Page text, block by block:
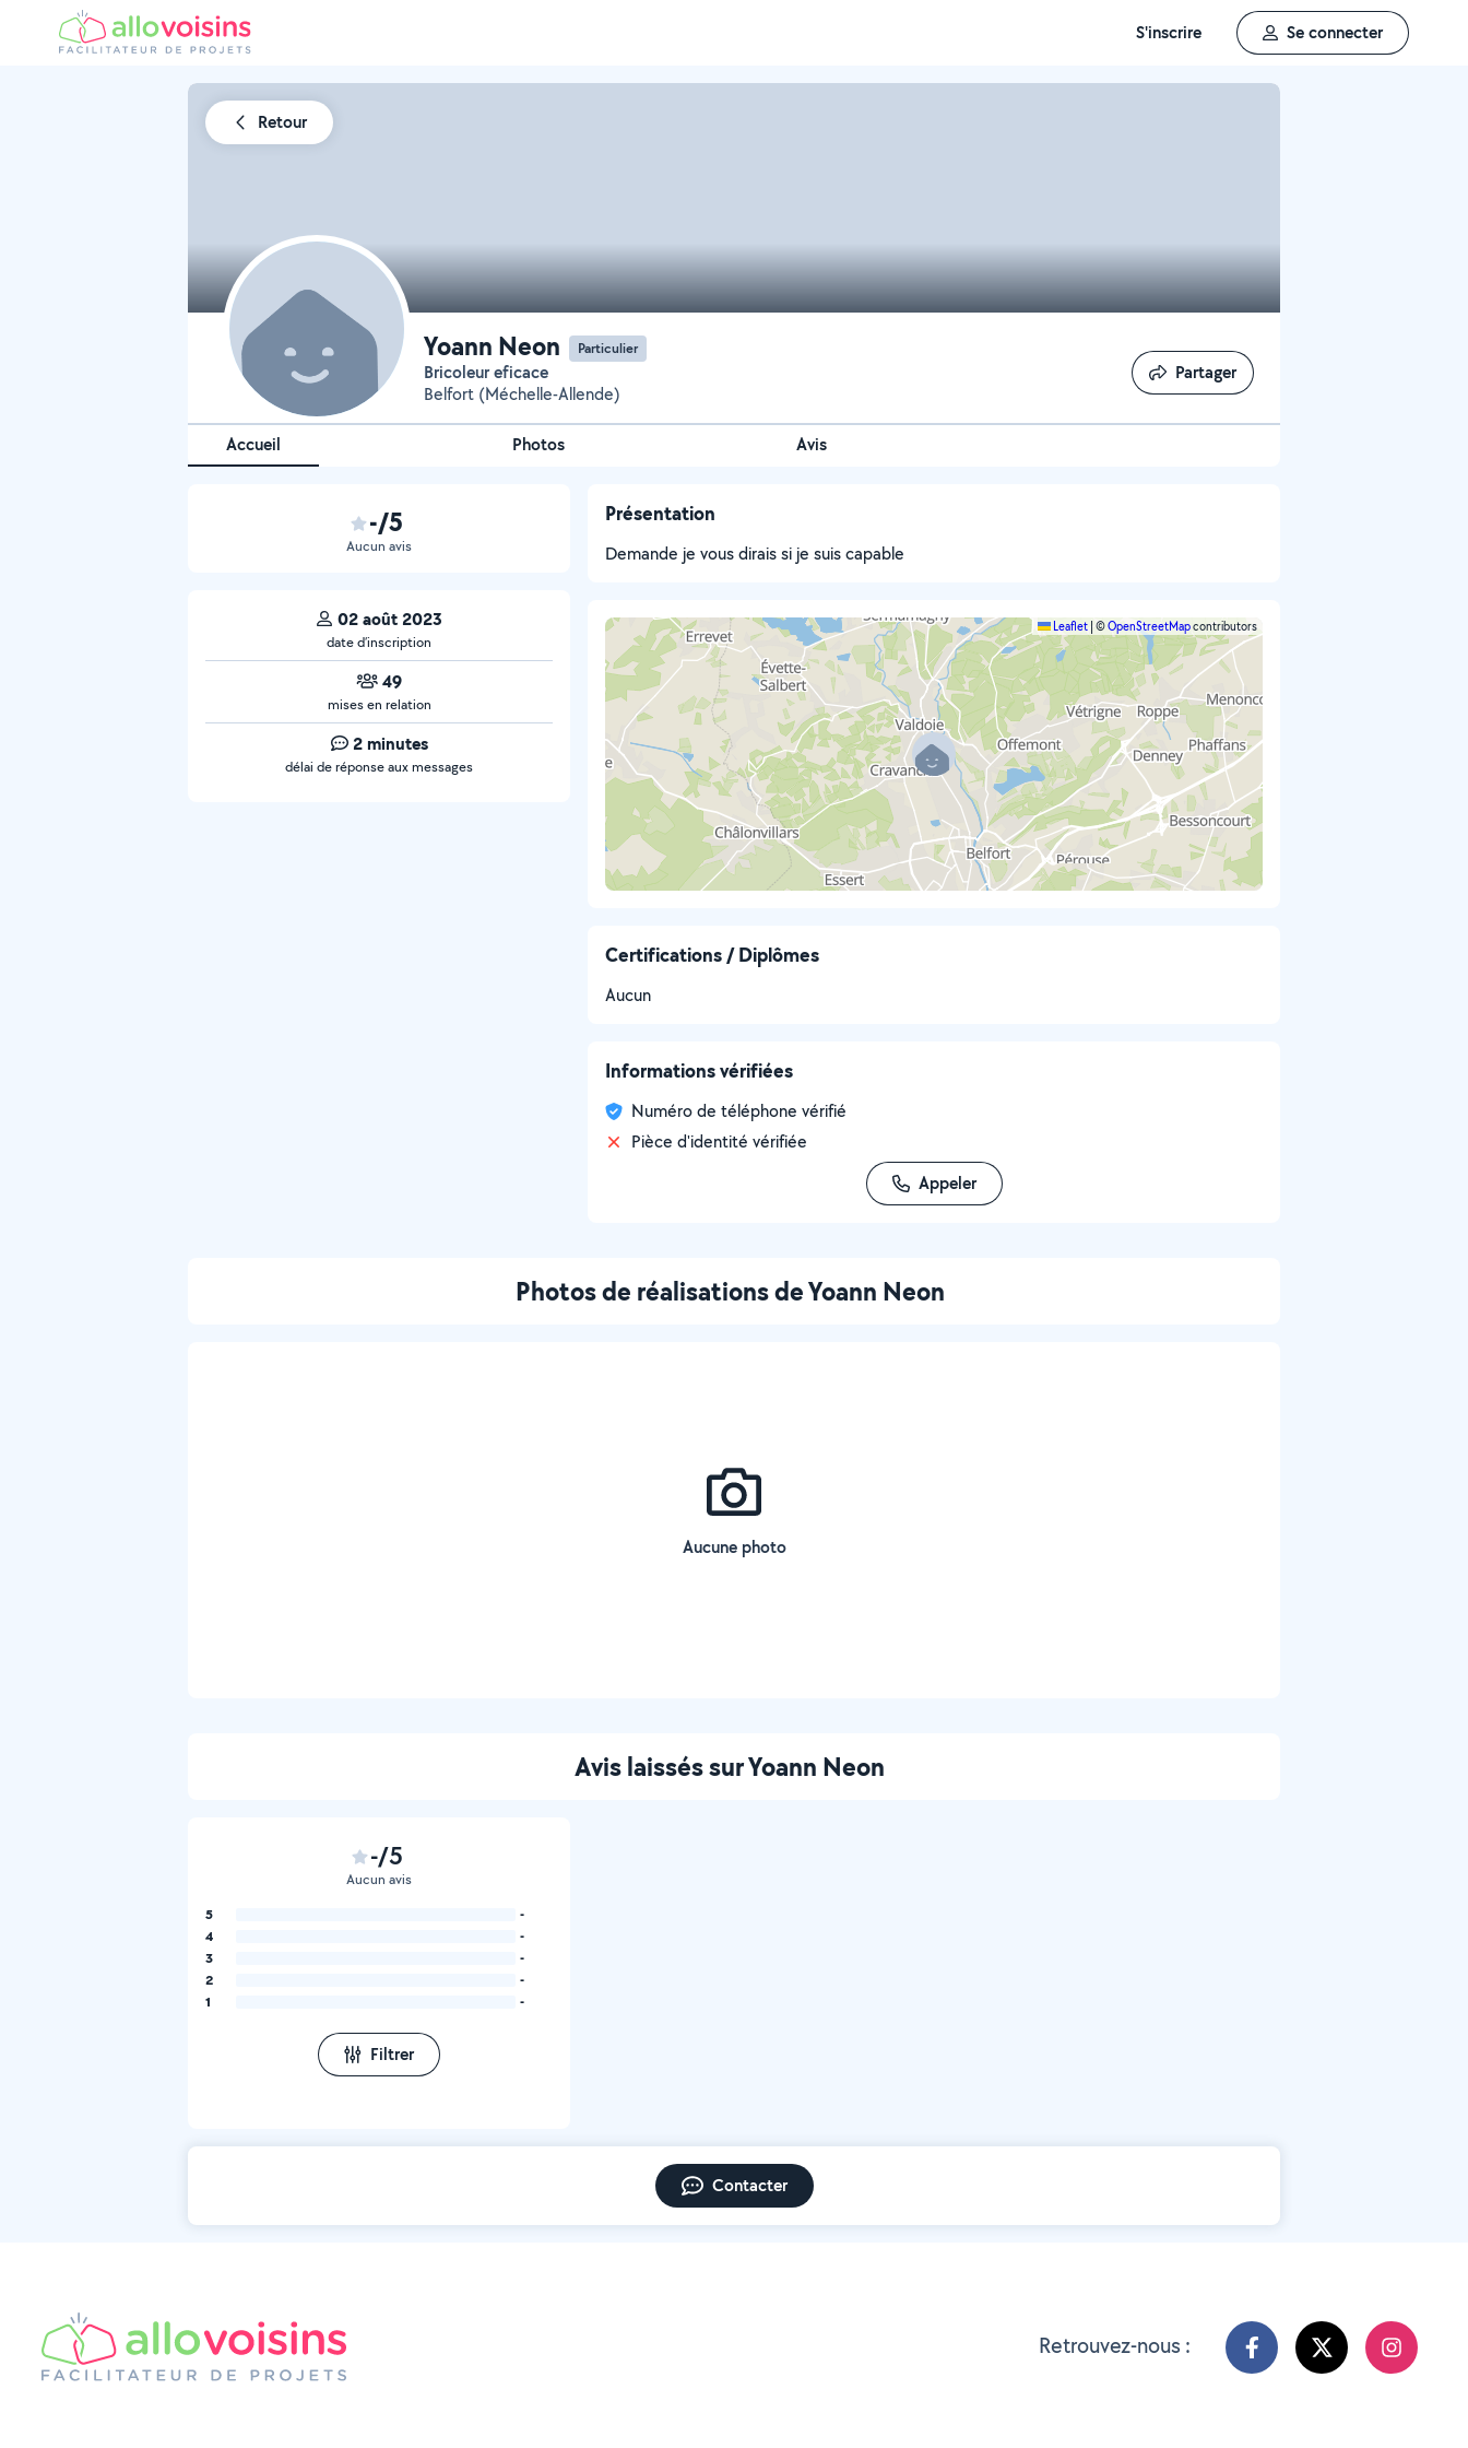
S'inscrire Se connecter
Retour
Yoann Neon Particulier
Bricoleur eficace
Belfort (Méchelle-Allende)
Partager
Partager
Accueil Photos Avis
-/5
Aucun avis
02 août 2023
date d’inscription
49
mises en relation
2 minutes
délai de réponse aux messages
Présentation
Demande je vous dirais si je suis capable
Leaflet ©OpenStreetMapcontributors
Certifications / Diplômes
Aucun
Informations vérifiées
Numéro de téléphone vérifié
Pièce d'identité vérifiée
Appeler
Photos de réalisations de Yoann Neon
Aucune photo
Avis laissés sur Yoann Neon
-/5
Aucun avis
5
-
4
-
3
-
2
-
1
-
Filtrer
Contacter
Retrouvez-nous :